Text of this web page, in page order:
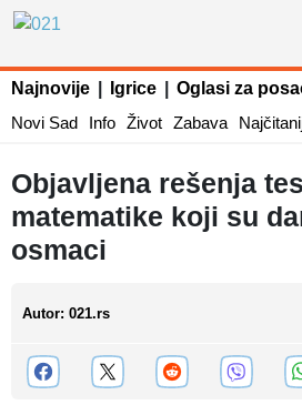
Najnovije Igrice Oglasi za
Novi Sad
Info Život Zabava
Objavljena rešenja
matematike koji su
osmaci
Autor: 021.rs